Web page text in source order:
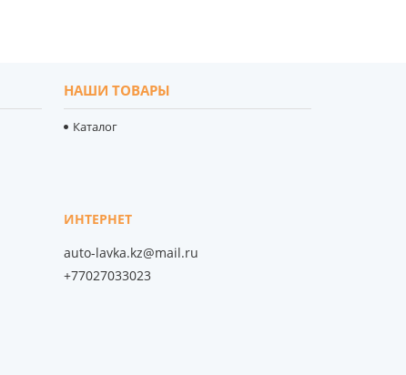
НАШИ ТОВАРЫ
Каталог
auto-lavka.kz@mail.ru
+77027033023